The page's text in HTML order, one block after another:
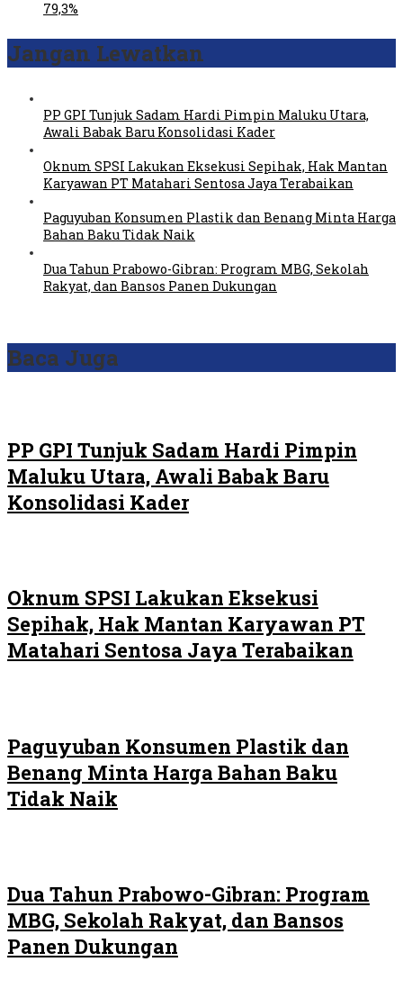
79,3%
Jangan Lewatkan
PP GPI Tunjuk Sadam Hardi Pimpin Maluku Utara,
Awali Babak Baru Konsolidasi Kader
Oknum SPSI Lakukan Eksekusi Sepihak, Hak Mantan
Karyawan PT Matahari Sentosa Jaya Terabaikan
Paguyuban Konsumen Plastik dan Benang Minta Harga
Bahan Baku Tidak Naik
Dua Tahun Prabowo-Gibran: Program MBG, Sekolah
Rakyat, dan Bansos Panen Dukungan
Baca Juga
PP GPI Tunjuk Sadam Hardi Pimpin
Maluku Utara, Awali Babak Baru
Konsolidasi Kader
Oknum SPSI Lakukan Eksekusi
Sepihak, Hak Mantan Karyawan PT
Matahari Sentosa Jaya Terabaikan
Paguyuban Konsumen Plastik dan
Benang Minta Harga Bahan Baku
Tidak Naik
Dua Tahun Prabowo-Gibran: Program
MBG, Sekolah Rakyat, dan Bansos
Panen Dukungan